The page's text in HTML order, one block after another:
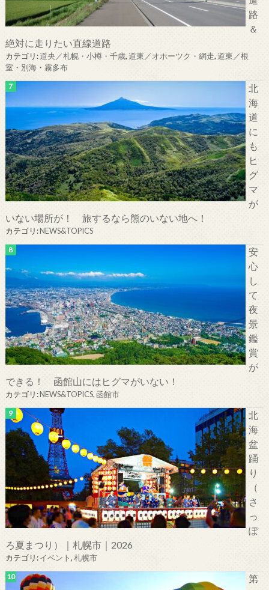
路
＆
絶対に走りたい直線道路
カテゴリ:道央／札幌・小樽・千歳,道東／オホーツク・網走,道東／根
室・別海・霧多布
北
海
道
に
も
ヒ
グ
マ
が
いない場所が！ 旅するなら熊のいない地へ！
カテゴリ:NEWS&TOPICS
安
心
し
て
夜
景
鑑
賞
が
できる！ 函館山にはヒグマがいない！
カテゴリ:NEWS&TOPICS,函館市
北
海
盆
踊
り
（
さ
っ
ぽ
ろ夏まつり）｜札幌市｜2026
カテゴリ:イベント,札幌市
第